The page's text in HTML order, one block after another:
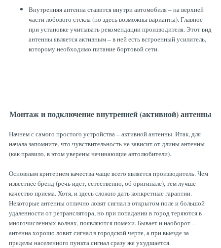
Внутренняя антенна ставится внутри автомобиля – на верхней
части лобового стекла (но здесь возможны варианты). Главное
при установке учитывать рекомендации производителя. Этот вид
антенны является активным – в ней есть встроенный усилитель,
которому необходимо питание бортовой сети.
Монтаж и подключение внутренней (активной) антенны
Начнем с самого простого устройства – активной антенны. Итак, для
начала запомните, что чувствительность не зависит от длины антенны
(как правило, в этом уверены начинающие автолюбители).
Основным критерием качества чаще всего является производитель. Чем
известнее бренд (речь идет, естественно, об оригинале), тем лучше
качество приема. Хотя, и здесь сложно дать конкретные гарантии.
Некоторые антенны отлично ловят сигнал в открытом поле и большой
удаленности от ретранслятора, но при попадании в город теряются в
многочисленных волнах, появляются помехи. Бывает и наоборот –
антенна хорошо ловит сигнал в городской черте, а при выезде за
пределы населенного пункта сигнал сразу же ухудшается.